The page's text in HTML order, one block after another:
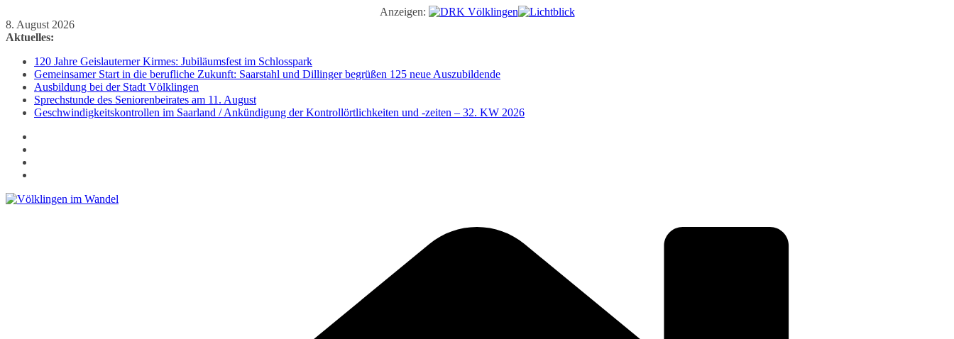
Anzeigen:
Zum
Inhalt
8. August 2026
Aktuelles:
120 Jahre Geislauterner Kirmes: Jubiläumsfest im Schlosspark
Gemeinsamer Start in die berufliche Zukunft: Saarstahl und Dillinger begrüßen 125 neue Auszubildende
Ausbildung bei der Stadt Völklingen
Sprechstunde des Seniorenbeirates am 11. August
Geschwindigkeitskontrollen im Saarland / Ankündigung der Kontrollörtlichkeiten und -zeiten – 32. KW 2026